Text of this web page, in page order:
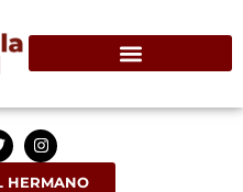
HERMANO